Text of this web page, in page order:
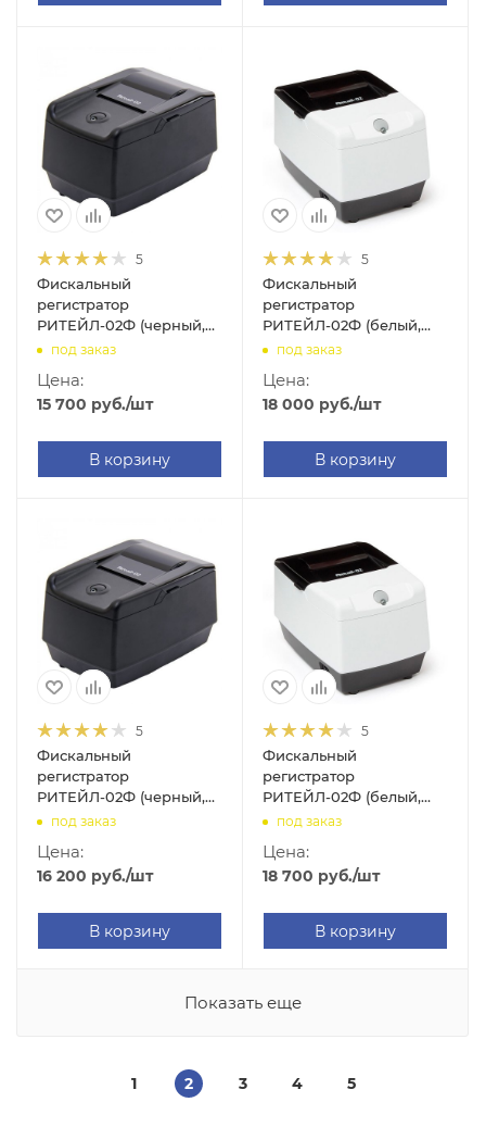
5
Фискальный
регистратор
РИТЕЙЛ-02Ф (черный,
без ФН, USB, RS-232,
под заказ
Цена:
15 700 руб./шт
В корзину
5
Фискальный
регистратор
РИТЕЙЛ-02Ф (белый,
без ФН, USB, RS-232,
под заказ
Цена:
18 000 руб./шт
В корзину
5
Фискальный
регистратор
РИТЕЙЛ-02Ф (черный,
без ФН, USB, RS-232,
под заказ
Цена:
16 200 руб./шт
В корзину
5
Фискальный
регистратор
РИТЕЙЛ-02Ф (белый,
без ФН, USB, RS-232, с
автоотрезчиком)
под заказ
Цена:
18 700 руб./шт
В корзину
Показать еще
1 2 3 4 5